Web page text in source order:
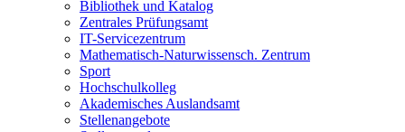
Bibliothek und Katalog
Zentrales Prüfungsamt
IT-Servicezentrum
Mathematisch-Naturwissensch. Zentrum
Sport
Hochschulkolleg
Akademisches Auslandsamt
Stellenangebote